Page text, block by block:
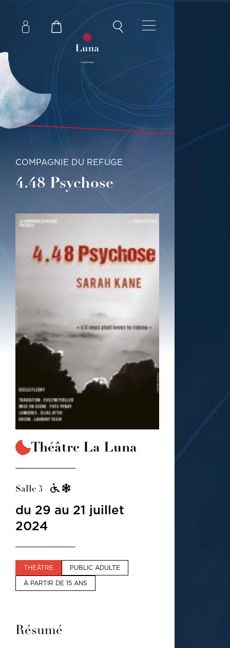
COMPAGNIE DU REFUGE
4.48 Psychose
Théâtre La Luna
Salle 3
du 29 au 21 juillet
2024
THÉÂTRE
PUBLIC ADULTE
À PARTIR DE 15 ANS
Résumé